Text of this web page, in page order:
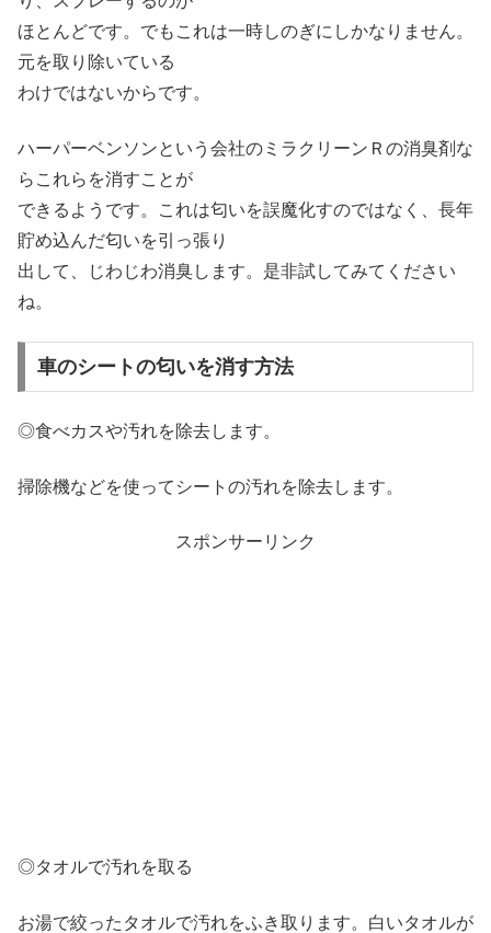
ほとんどです。でもこれは一時しのぎにしかなりません。
元を取り除いている
わけではないからです。
ハーパーベンソンという会社のミラクリーンＲの消臭剤な
らこれらを消すことが
できるようです。これは匂いを誤魔化すのではなく、長年
貯め込んだ匂いを引っ張り
出して、じわじわ消臭します。是非試してみてください
ね。
車のシートの匂いを消す方法
◎食べカスや汚れを除去します。
掃除機などを使ってシートの汚れを除去します。
スポンサーリンク
◎タオルで汚れを取る
お湯で絞ったタオルで汚れをふき取ります。白いタオルが